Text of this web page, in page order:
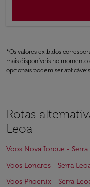
*Os valores exibidos
mais disponíveis no momento
opcionais podem ser
Rotas
Leoa
Voos Nova Iorque - Serra
Voos Londres - Serra
Voos Phoenix - Serra